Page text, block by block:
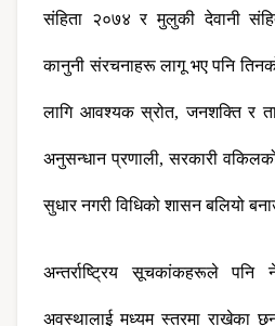
संहिता २०७४ र मुलुकी देवानी
कानुनी संरचनाहरू लागू भए पनि
लागि आवश्यक स्रोत, जनशक्ति र
अनुसन्धान प्रणाली, सरकारी
सुधार नगरी विधिको शासन बलियो
अन्तर्राष्ट्रिय सूचकांकहरूले पनि
अवस्थालाई मध्यम स्तरमा राखेका